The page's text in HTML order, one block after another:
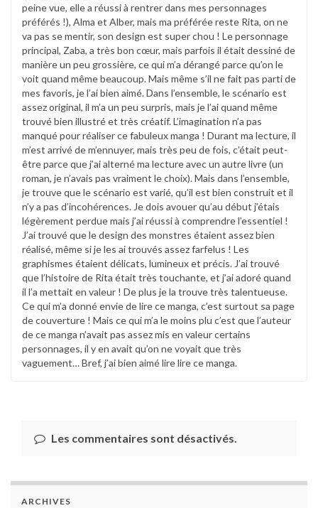
peine vue, elle a réussi à rentrer dans mes personnages
préférés !), Alma et Alber, mais ma préférée reste Rita, on ne
va pas se mentir, son design est super chou ! Le personnage
principal, Zaba, a très bon cœur, mais parfois il était dessiné de
manière un peu grossière, ce qui m’a dérangé parce qu’on le
voit quand même beaucoup. Mais même s’il ne fait pas parti de
mes favoris, je l’ai bien aimé. Dans l’ensemble, le scénario est
assez original, il m’a un peu surpris, mais je l’ai quand même
trouvé bien illustré et très créatif. L’imagination n’a pas
manqué pour réaliser ce fabuleux manga ! Durant ma lecture, il
m’est arrivé de m’ennuyer, mais très peu de fois, c’était peut-
être parce que j’ai alterné ma lecture avec un autre livre (un
roman, je n’avais pas vraiment le choix). Mais dans l’ensemble,
je trouve que le scénario est varié, qu’il est bien construit et il
n’y a pas d’incohérences. Je dois avouer qu’au début j’étais
légèrement perdue mais j’ai réussi à comprendre l’essentiel !
J’ai trouvé que le design des monstres étaient assez bien
réalisé, même si je les ai trouvés assez farfelus ! Les
graphismes étaient délicats, lumineux et précis. J’ai trouvé
que l’histoire de Rita était très touchante, et j’ai adoré quand
il l’a mettait en valeur ! De plus je la trouve très talentueuse.
Ce qui m’a donné envie de lire ce manga, c’est surtout sa page
de couverture ! Mais ce qui m’a le moins plu c’est que l’auteur
de ce manga n’avait pas assez mis en valeur certains
personnages, il y en avait qu’on ne voyait que très
vaguement… Bref, j’ai bien aimé lire lire ce manga.
Les commentaires sont désactivés.
ARCHIVES